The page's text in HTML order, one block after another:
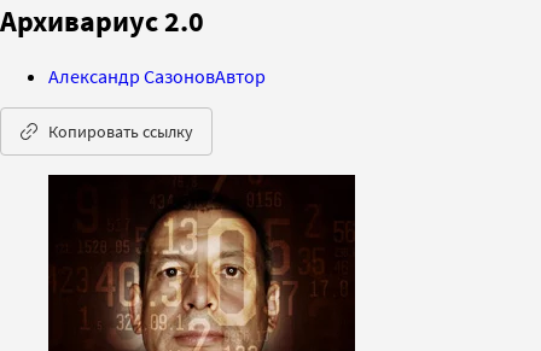
Архивариус 2.0
Александр СазоновАвтор
Копировать ссылку